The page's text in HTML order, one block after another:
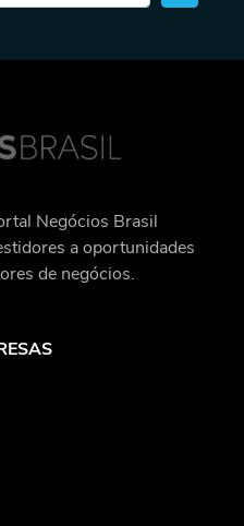
Negócios Brasil
a oportunidades
de negócios.